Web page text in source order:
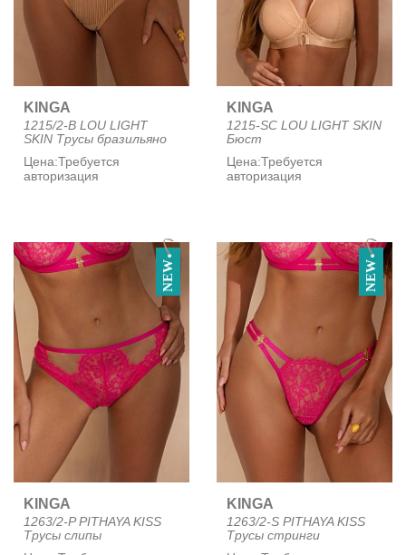
KINGA
1215/2-B LOU LIGHT
SKIN Трусы бразильяно
Цена:Требуется
авторизация
KINGA
1215-SC LOU LIGHT SKIN
Бюст
Цена:Требуется
авторизация
NEW
KINGA
1263/2-P PITHAYA KISS
Трусы слипы
NEW
KINGA
1263/2-S PITHAYA KISS
Трусы стринги